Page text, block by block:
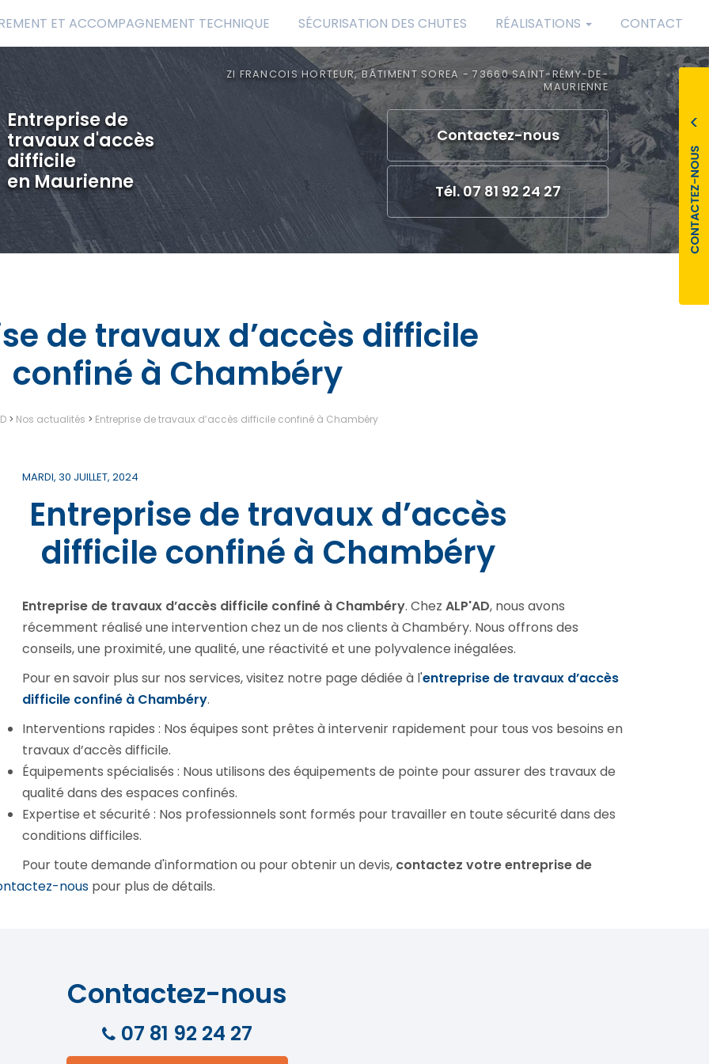
ET ACCOMPAGNEMENT TECHNIQUE SÉCURISATION DES CHUTES RÉALISATIONS CONTACT
Entreprise de
travaux d'accès
difficile
en Maurienne
ZI FRANCOIS HORTEUR, BÂTIMENT SOREA - 73660 SAINT-RÉMY-DE-
MAURIENNE
Contactez-nous
Tél. 07 81 92 24 27
de travaux d’accès difficile
confiné à Chambéry
> Nos actualités > Entreprise de travaux d’accès difficile confiné à Chambéry
MARDI, 30 JUILLET, 2024
Entreprise de travaux d’accès
difficile confiné à Chambéry
Entreprise de travaux d’accès difficile confiné à Chambéry. Chez ALP'AD, nous avons
récemment réalisé une intervention chez un de nos clients à Chambéry. Nous offrons des
conseils, une proximité, une qualité, une réactivité et une polyvalence inégalées.
Pour en savoir plus sur nos services, visitez notre page dédiée à l'entreprise de travaux d’accès
difficile confiné à Chambéry.
Interventions rapides : Nos équipes sont prêtes à intervenir rapidement pour tous vos besoins en
travaux d’accès difficile.
Équipements spécialisés : Nous utilisons des équipements de pointe pour assurer des travaux de
qualité dans des espaces confinés.
Expertise et sécurité : Nos professionnels sont formés pour travailler en toute sécurité dans des
conditions difficiles.
Pour toute demande d'information ou pour obtenir un devis, contactez votre entreprise de
nous pour plus de détails.
Contactez-nous
07 81 92 24 27